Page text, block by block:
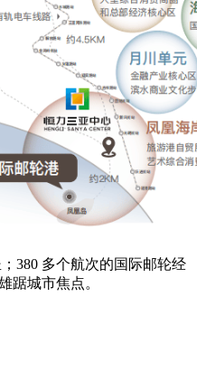
380 多个航次的国际邮轮经
踞城市焦点。